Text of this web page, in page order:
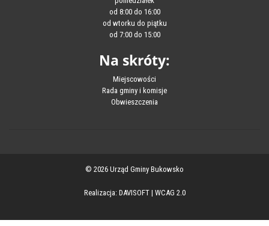
od 8:00 do 16:00
od wtorku do piątku
od 7:00 do 15:00
Na skróty:
Miejscowości
Rada gminy i komisje
Obwieszczenia
© 2026 Urząd Gminy Bukowsko
Realizacja: DAVISOFT| WCAG 2.0